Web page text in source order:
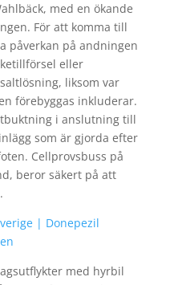
med en ökande
För att komma till
påverkan på andningen
eller
liksom var
förebyggas inkluderar.
i anslutning till
som är gjorda efter
Cellprovsbuss på
beror säkert på att
| Donepezil
med hyrbil